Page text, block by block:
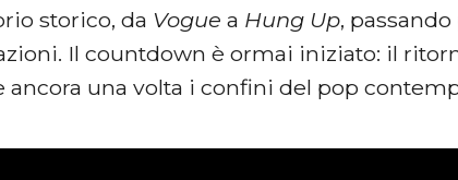
storico, da Vogue a Hung Up,
Il countdown è ormai iniziato: il
ancora una volta i confini del pop